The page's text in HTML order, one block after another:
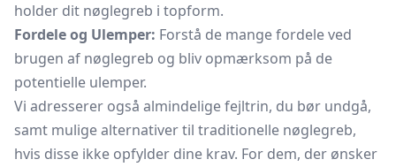
holder dit nøglegreb i topform.
Fordele og Ulemper: Forstå de mange fordele ved
brugen af nøglegreb og bliv opmærksom på de
potentielle ulemper.
Vi adresserer også almindelige fejltrin, du bør undgå,
samt mulige alternativer til traditionelle nøglegreb,
hvis disse ikke opfylder dine krav. For dem, der ønsker